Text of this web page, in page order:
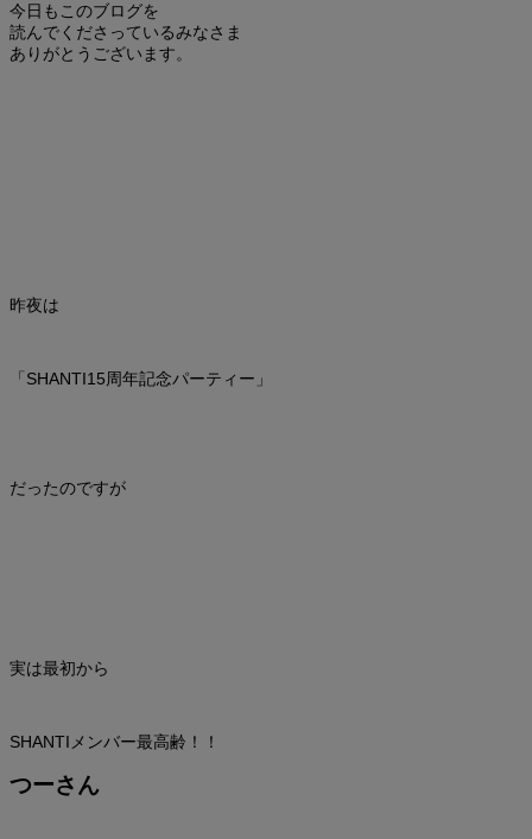
今日もこのブログを
読んでくださっているみなさま
ありがとうございます。
昨夜は
「SHANTI15周年記念パーティー」
だったのですが
実は最初から
SHANTIメンバー最高齢！！
つーさん